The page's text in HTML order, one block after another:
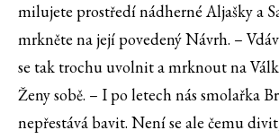
milujete prostředí nádherné Aljašky a
mrkněte na její povedený Návrh. –
se tak trochu uvolnit a mrknout na
Ženy sobě. – I po letech nás smolařka
nepřestává bavit. Není se ale čemu